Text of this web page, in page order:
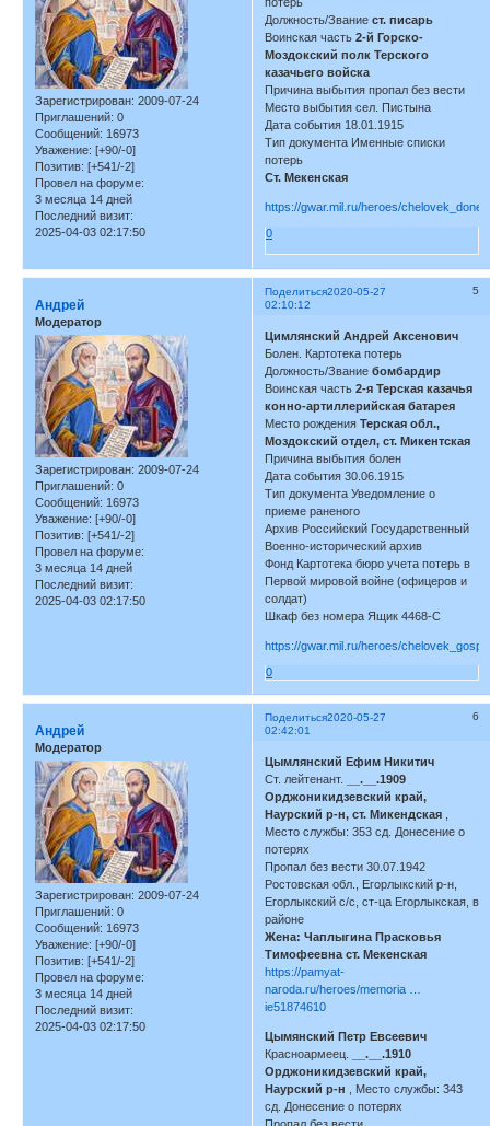
Зарегистрирован: 2009-07-24
Приглашений: 0
Сообщений: 16973
Уважение: [+90/-0]
Позитив: [+541/-2]
Провел на форуме:
3 месяца 14 дней
Последний визит:
2025-04-03 02:17:50
Должность/Звание ст. писарь
Воинская часть2-й Горско-
Моздокский полк Терского
казачьего войска
Причина выбытия пропал без вести
Место выбытия сел. Пистына
Дата события 18.01.1915
Тип документа Именные списки
потерь
Ст. Мекенская
https://gwar.mil.ru/heroes/
0
Поделиться 5
2020-05-27
02:10:12
Андрей
Модератор
Зарегистрирован: 2009-07-24
Приглашений: 0
Сообщений: 16973
Уважение: [+90/-0]
Позитив: [+541/-2]
Провел на форуме:
3 месяца 14 дней
Последний визит:
2025-04-03 02:17:50
Цимлянский Андрей Аксенович
Болен. Картотека потерь
Должность/Званиебомбардир
Воинская часть2-я Терская казачья
конно-артиллерийская батарея
Место рожденияТерская обл.,
Моздокский отдел, ст. Микентская
Причина выбытия болен
Дата события 30.06.1915
Тип документа Уведомление о
приеме раненого
Архив Российский Государственный
Военно-исторический архив
Фонд Картотека бюро учета потерь в
Первой мировой войне (офицеров и
солдат)
Шкаф без номера Ящик 4468-C
https://gwar.mil.ru/heroes/
0
Поделиться 6
2020-05-27
02:42:01
Андрей
Модератор
Зарегистрирован: 2009-07-24
Приглашений: 0
Сообщений: 16973
Уважение: [+90/-0]
Позитив: [+541/-2]
Провел на форуме:
3 месяца 14 дней
Последний визит:
2025-04-03 02:17:50
Цымлянский Ефим Никитич
Ст. лейтенант. __.__.1909
Орджоникидзевский край,
Наурский р-н, ст. Микендская ,
Место службы: 353 сд. Донесение о
потерях
Пропал без вести 30.07.1942
Ростовская обл., Егорлыкский р-н,
Егорлыкский с/с, ст-ца Егорлыкская, в
районе
Жена: Чаплыгина Прасковья
Тимофеевна ст. Мекенская
https://pamyat-
naroda.ru/heroes/memoria …
ie51874610
Цымянский Петр Евсеевич
Красноармеец.
__.__.1910
Орджоникидзевский край,
Наурский р-н , Место службы: 343
сд. Донесение о потерях